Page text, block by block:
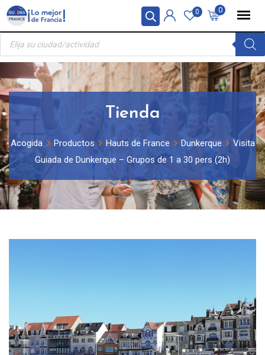
Panel de gestión de cookies
Skip
content
0
0
Búsqueda
productos
Tienda
Acogida Productos Hauts de France Dunkerque
Visita
Guiada de Dunkerque – Grupos de 1 a 30 pers (2h)